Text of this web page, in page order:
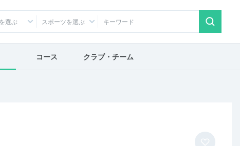
選ぶ スポーツを選ぶ
コース クラブ・チーム